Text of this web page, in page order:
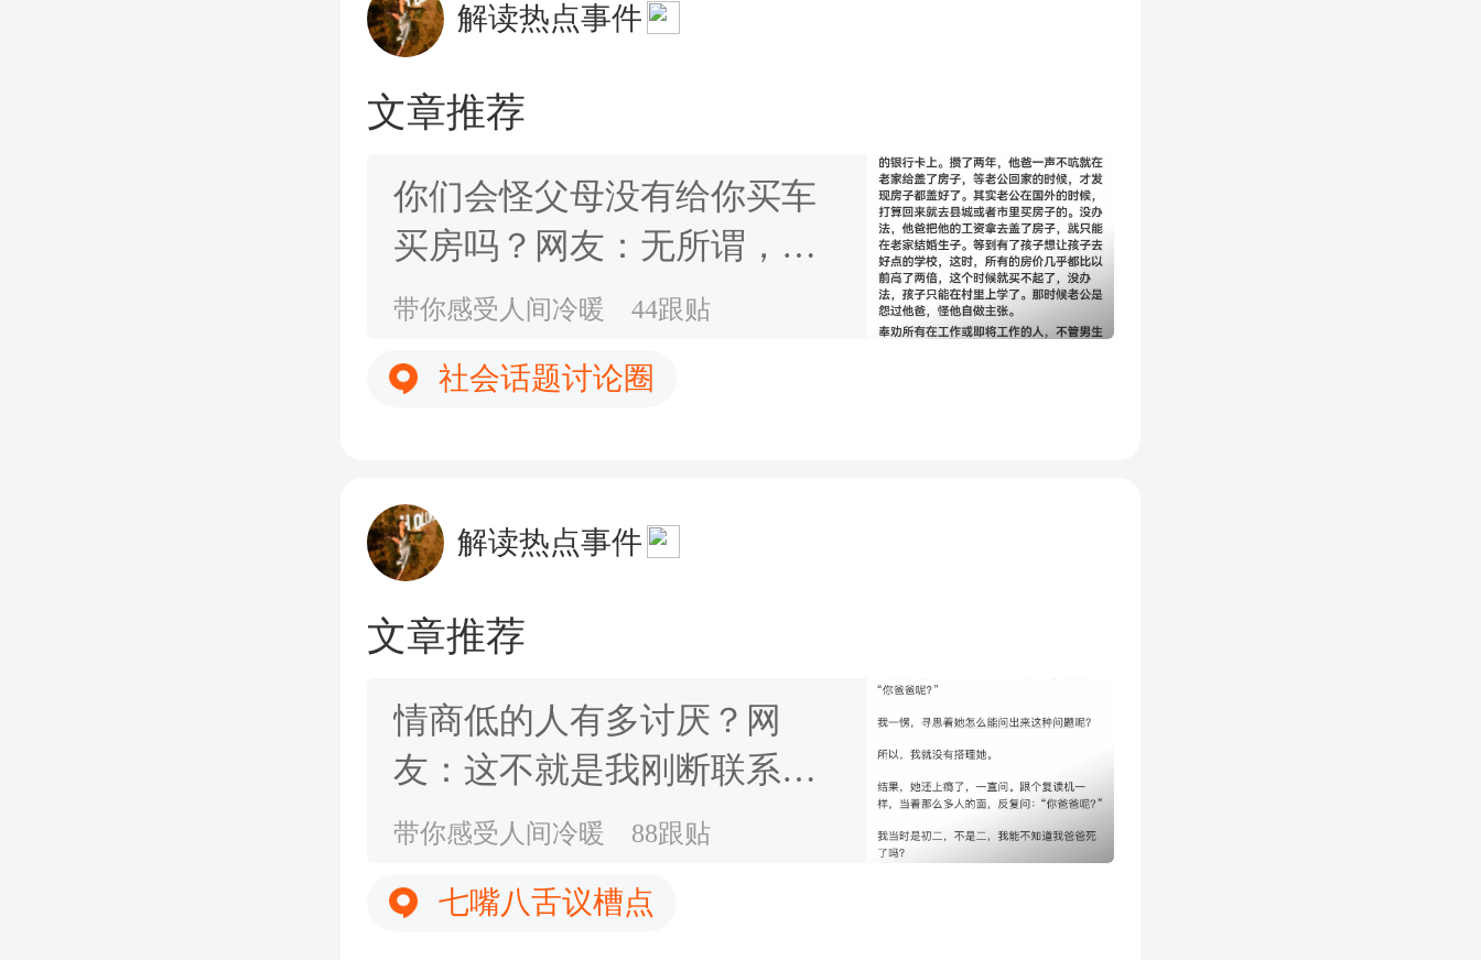
解读热点事件
文章推荐
你们会怪父母没有给你买车
买房吗？网友：无所谓，但
若只给我哥买我会生气
带你感受人间冷暖 44跟贴
社会话题讨论圈
解读热点事件
文章推荐
情商低的人有多讨厌？网
友：这不就是我刚断联系的
朋友吗
带你感受人间冷暖 88跟贴
七嘴八舌议槽点